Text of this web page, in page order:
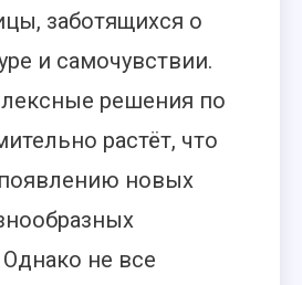
заботящихся о
и самочувствии.
решения по
растёт, что
новых
не все